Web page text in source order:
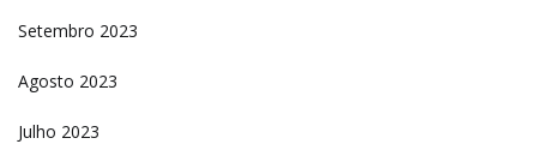
Setembro 2023
Agosto 2023
Julho 2023